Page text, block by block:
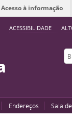
ACESSIBILIDADE
Acesso à informação
Endereços Sala